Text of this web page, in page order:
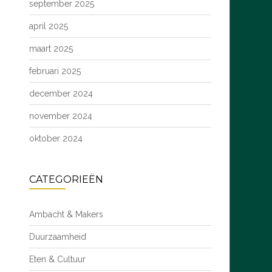
september 2025
april 2025
maart 2025
februari 2025
december 2024
november 2024
oktober 2024
CATEGORIEËN
Ambacht & Makers
Duurzaamheid
Eten & Cultuur